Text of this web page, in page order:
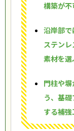
構築が不
沿岸部
ステン
素材を選
門柱や
う、基
する補強